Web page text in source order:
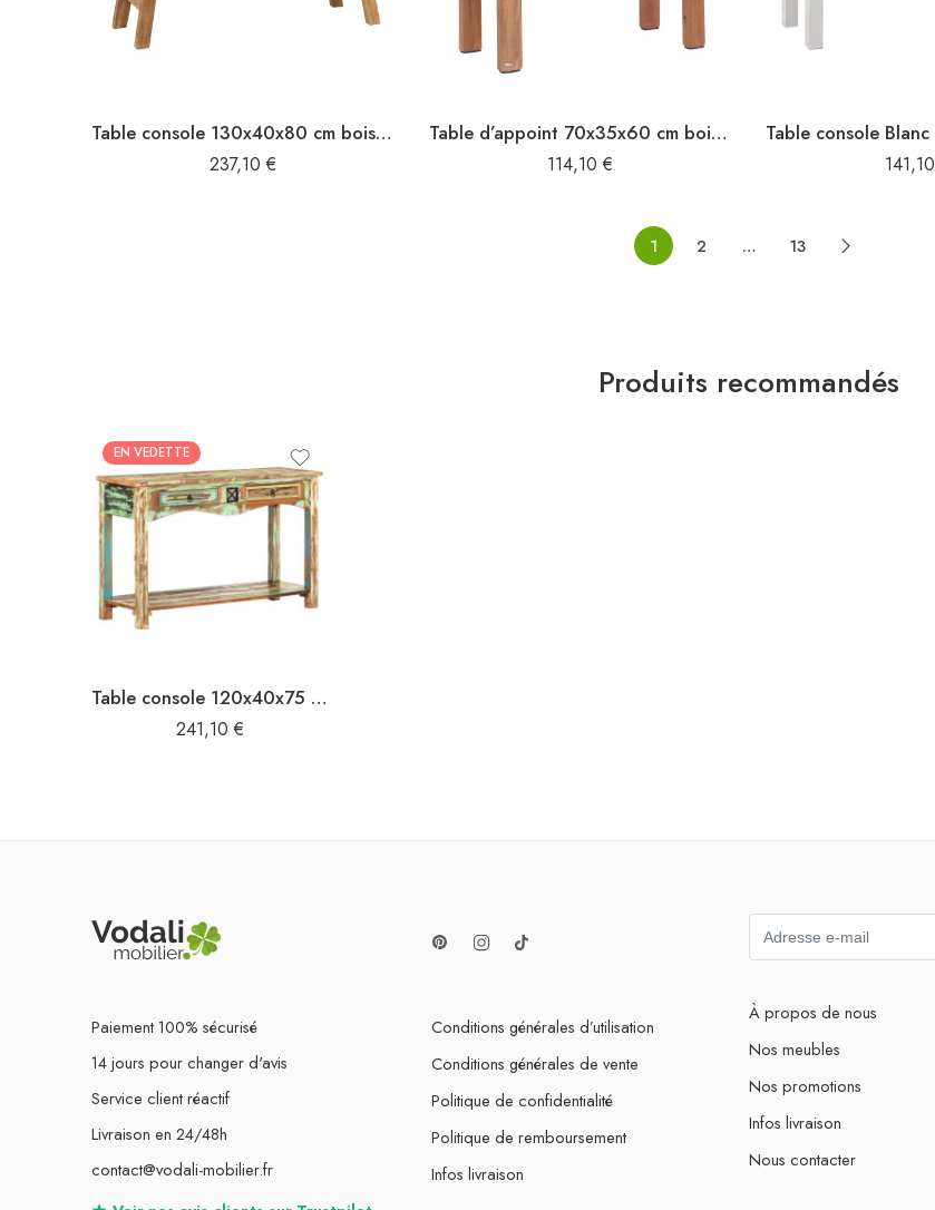
Table console 130x40x80 cm bois de récupération mélangé
237,10€
Table d’appoint 70x35x60 cm bois d’acajou massif
114,10€ 141,10
1 2 … 13
Produits recommandés
EN VEDETTE
Table console 120x40x75 cm Bois solide de récupération
241,10 €
Paiement 100% sécurisé
14 jours pour changer d'avis
Service client réactif
Livraison en 24/48h
contact@vodali-mobilier.fr
Conditions générales d’utilisation
Conditions générales de vente
Politique de confidentialité
Politique de remboursement
Infos livraison
À propos de nous
Nos meubles
Nos promotions
Infos livraison
Nous contacter